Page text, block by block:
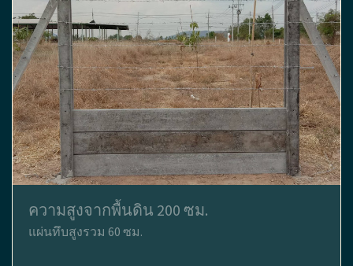
ความสูงจากพื้นดิน 200 ซม.
แผ่นทึบสูงรวม 60 ซม.